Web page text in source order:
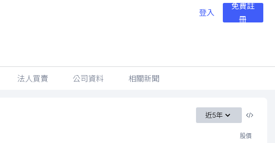
登入
免費註
冊
法人買賣 公司資料 相關新聞
近5年